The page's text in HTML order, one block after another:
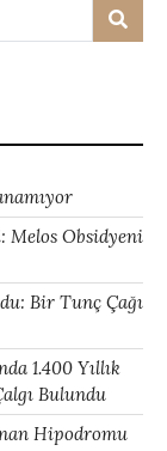
Melos Obsidyeni
Bir Tunç Çağı
1.400 Yıllık
Bulundu
Hipodromu